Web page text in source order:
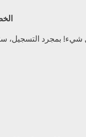
شيء! بمجرد التسجيل،